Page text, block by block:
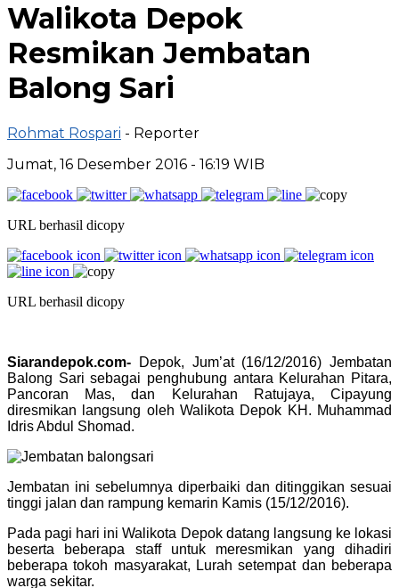
Walikota Depok
Resmikan Jembatan
Balong Sari
Rohmat Rospari - Reporter
Jumat, 16 Desember 2016 - 16:19 WIB
URL berhasil dicopy
URL berhasil dicopy
Siarandepok.com- Depok, Jum’at (16/12/2016) Jembatan
Balong Sari sebagai penghubung antara Kelurahan Pitara,
Pancoran Mas, dan Kelurahan Ratujaya, Cipayung
diresmikan langsung oleh Walikota Depok KH. Muhammad
Idris Abdul Shomad.
Jembatan ini sebelumnya diperbaiki dan ditinggikan sesuai
tinggi jalan dan rampung kemarin Kamis (15/12/2016).
Pada pagi hari ini Walikota Depok datang langsung ke lokasi
beserta beberapa staff untuk meresmikan yang dihadiri
beberapa tokoh masyarakat, Lurah setempat dan beberapa
warga sekitar.